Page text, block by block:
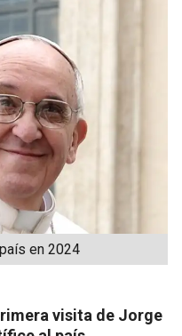
en 2024
visita de Jorge